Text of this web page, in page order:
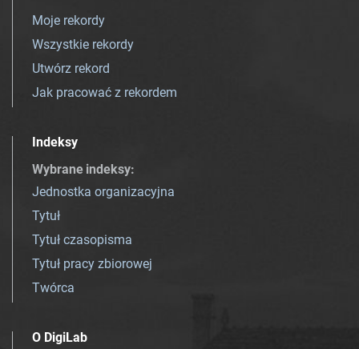
Moje rekordy
Wszystkie rekordy
Utwórz rekord
Jak pracować z rekordem
Indeksy
Wybrane indeksy:
Jednostka organizacyjna
Tytuł
Tytuł czasopisma
Tytuł pracy zbiorowej
Twórca
O DigiLab